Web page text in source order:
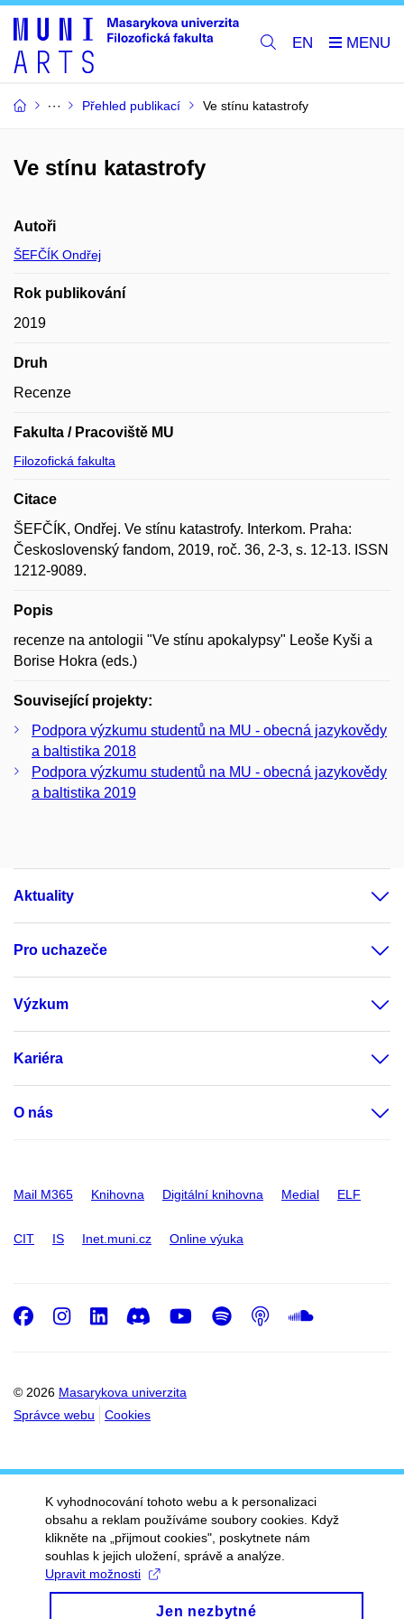
EN
Přehled publikací Ve stínu katastrofy
Ve stínu katastrofy
Autoři
ŠEFČÍK Ondřej
Rok publikování
2019
Druh
Recenze
Fakulta / Pracoviště MU
Filozofická fakulta
Citace
ŠEFČÍK, Ondřej. Ve stínu katastrofy. Interkom. Praha:
Československý fandom, 2019, roč. 36, 2-3, s. 12-13. ISSN
1212-9089.
Popis
recenze na antologii "Ve stínu apokalypsy" Leoše Kyši a
Borise Hokra (eds.)
Související projekty:
Podpora výzkumu studentů na MU - obecná jazykovědy
a baltistika 2018
Podpora výzkumu studentů na MU - obecná jazykovědy
a baltistika 2019
Aktuality
Pro uchazeče
Výzkum
Kariéra
O nás
Mail M365 Knihovna Digitální knihovna Medial ELF
CIT IS Inet.muni.cz Online výuka
© 2026 Masarykova univerzita
Správce webu
Cookies
Facebook
Instagram
LinkedIn
DiscordYoutube
Spotify
Podcast
K vyhodnocování tohoto webu a k personalizaci
obsahu a reklam používáme soubory cookies. Když
klikněte na „přijmout cookies", poskytnete nám
souhlas k jejich uložení, správě a analýze.
Upravit možnosti
Jen nezbytné